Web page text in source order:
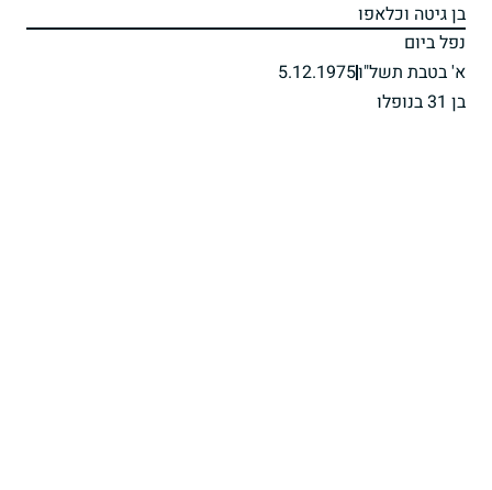
בן גיטה וכלאפו
נפל ביום
א' בטבת תשל"ו5.12.1975
בן 31 בנופלו